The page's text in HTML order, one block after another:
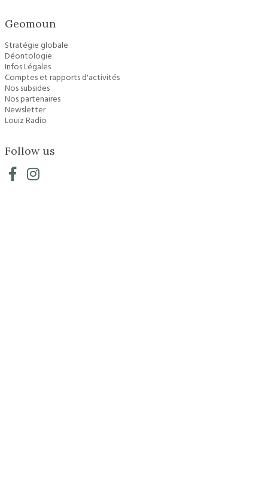
Geomoun
Stratégie globale
Déontologie
Infos Légales
Comptes et rapports d'activités
Nos subsides
Nos partenaires
Newsletter
Louïz Radio
Follow us